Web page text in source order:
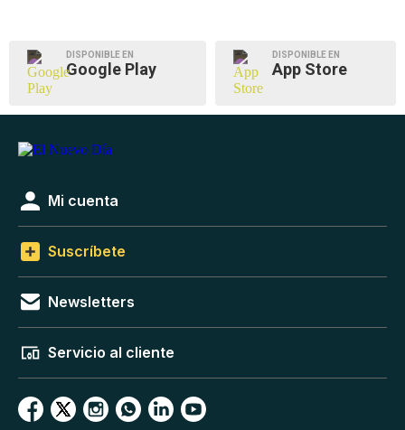
DISPONIBLE EN
Google Play
DISPONIBLE EN
App Store
Mi cuenta
Suscríbete
Newsletters
Servicio al cliente